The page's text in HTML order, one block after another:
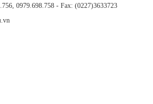
0979.698.758 - Fax: (0227)3633723